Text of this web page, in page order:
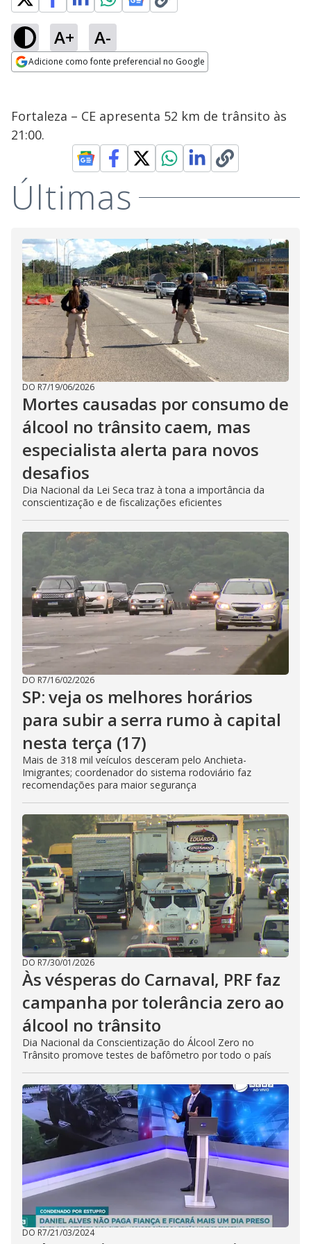
A+ A-
Adicione como fonte preferencial no Google
Fortaleza – CE apresenta 52 km de trânsito às
21:00.
Últimas
DO R7/19/06/2026
Mortes causadas por consumo de
álcool no trânsito caem, mas
especialista alerta para novos
desafios
Dia Nacional da Lei Seca traz à tona a importância da
conscientização e de fiscalizações eficientes
DO R7/16/02/2026
SP: veja os melhores horários
para subir a serra rumo à capital
nesta terça (17)
Mais de 318 mil veículos desceram pelo Anchieta-
Imigrantes; coordenador do sistema rodoviário faz
recomendações para maior segurança
DO R7/30/01/2026
Às vésperas do Carnaval, PRF faz
campanha por tolerância zero ao
álcool no trânsito
Dia Nacional da Conscientização do Álcool Zero no
Trânsito promove testes de bafômetro por todo o país
DO R7/21/03/2024